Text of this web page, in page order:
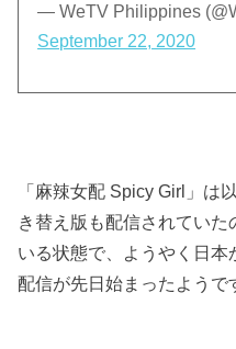
— WeTV Philippines
September 22, 2020
「麻辣女配 Spicy Girl」は
き替え版も配信されてい
いる状態で、ようやく日
配信が先日始まったようで